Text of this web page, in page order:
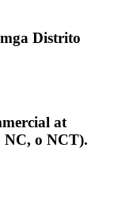
Distrito
at
NC, o NCT).